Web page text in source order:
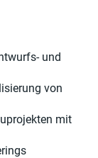
und
von
mit